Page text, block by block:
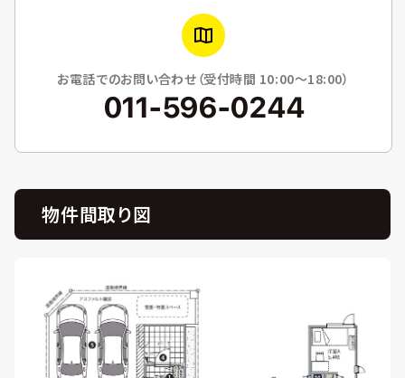
お電話でのお問い合わせ（受付時間 10:00〜18:00）
011-596-0244
物件間取り図